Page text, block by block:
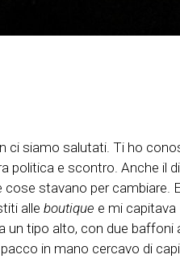
siamo salutati. Ti ho
politica e scontro. Anche il
cose stavano per
alle boutique e mi
un tipo alto, con due
in mano cercavo di